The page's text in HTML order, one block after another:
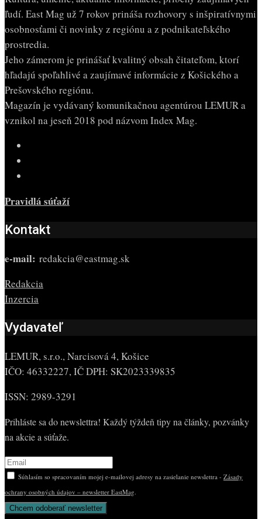
ľudí. East Mag už 7 rokov prináša rozhovory s inšpiratívnymi
osobnosťami či novinky z regiónu a z podnikateľského
prostredia.
Jeho zámerom je prinášať kvalitný obsah čitateľom, ktorí
hľadajú spoľahlivé a zaujímavé informácie z Košického a
Prešovského regiónu.
Magazín je vydávaný komunikačnou agentúrou LEMUR a
vznikol na jeseň 2018 pod názvom Index Mag.
Pravidlá súťaží
Kontakt
e-mail: redakcia@eastmag.sk
Redakcia
Inzercia
Vydavateľ
LEMUR, s.r.o., Narcisová 4, Košice
IČO: 46332227, IČ DPH: SK2023339835
ISSN: 2989-3291
Prihláste sa do newslettra! Každý týždeň tipy na články, pozvánky
na akcie a súťaže.
Súhlasím so spracovaním mojej e-mailovej adresy na zasielanie newslettra - Zásady
ochrany osobných údajov – newsletter EastMag.